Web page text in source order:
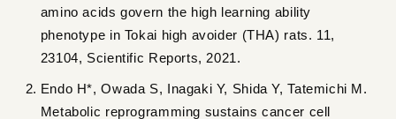
amino acids govern the high learning ability
phenotype in Tokai high avoider (THA) rats. 11,
23104, Scientific Reports, 2021.
Endo H*, Owada S, Inagaki Y, Shida Y, Tatemichi M.
Metabolic reprogramming sustains cancer cell